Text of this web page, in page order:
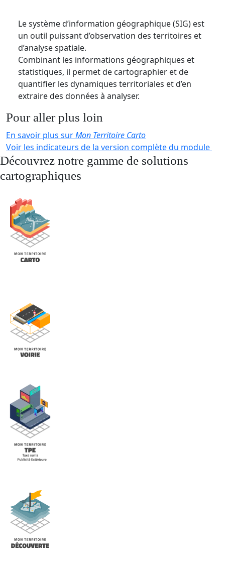
Le système d’information géographique (SIG) est
un outil puissant d’observation des territoires et
d’analyse spatiale.
Combinant les informations géographiques et
statistiques, il permet de cartographier et de
quantifier les dynamiques territoriales et d’en
extraire des données à analyser.
Pour aller plus loin
En savoir plus surMon Territoire Carto
Voir les indicateurs de la version complète du module
Découvrez notre gamme de solutions
cartographiques